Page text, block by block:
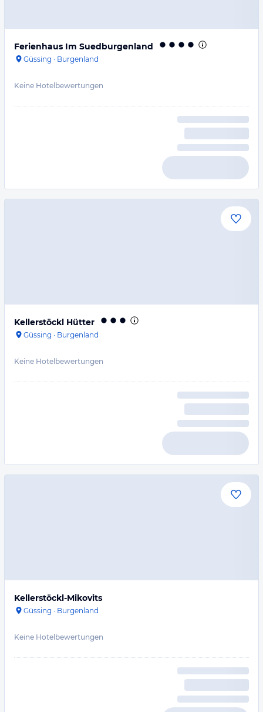
Ferienhaus Im Suedburgenland
Güssing · Burgenland
Keine Hotelbewertungen
Kellerstöckl Hütter
Güssing · Burgenland
Keine Hotelbewertungen
Kellerstöckl-Mikovits
Güssing · Burgenland
Keine Hotelbewertungen